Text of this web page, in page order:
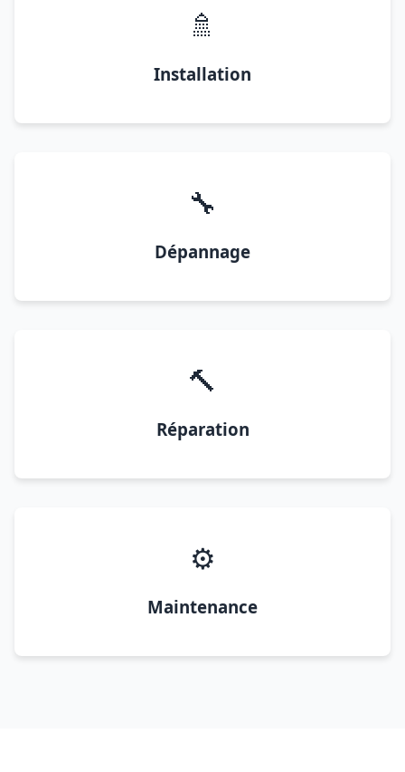
🚿
Installation
🔧
Dépannage
🔨
Réparation
⚙️
Maintenance